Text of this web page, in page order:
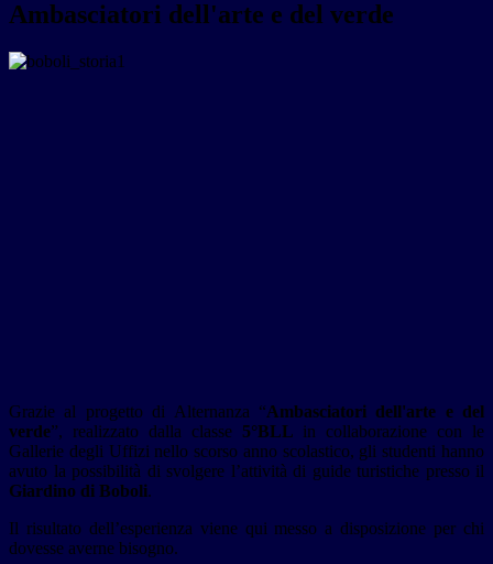
Ambasciatori dell'arte e del verde
Grazie al progetto di Alternanza “Ambasciatori dell'arte e del
verde”, realizzato dalla classe 5°BLL in collaborazione con le
Gallerie degli Uffizi nello scorso anno scolastico, gli studenti hanno
avuto la possibilità di svolgere l’attività di guide turistiche presso il
Giardino di Boboli.
Il risultato dell’esperienza viene qui messo a disposizione per chi
dovesse averne bisogno.